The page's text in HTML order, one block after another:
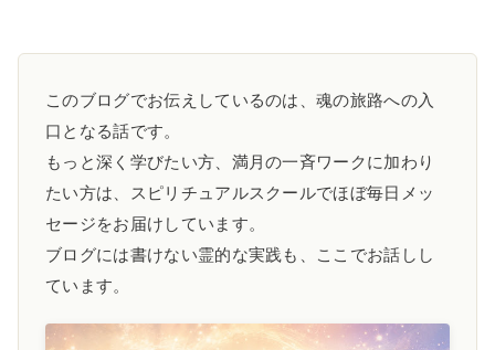
このブログでお伝えしているのは、魂の旅路への入
口となる話です。
もっと深く学びたい方、満月の一斉ワークに加わり
たい方は、スピリチュアルスクールでほぼ毎日メッ
セージをお届けしています。
ブログには書けない霊的な実践も、ここでお話しし
ています。